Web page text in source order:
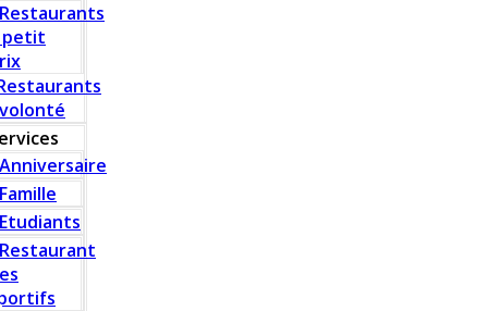
Restaurants
petit
Anniversaire
Famille
Etudiants
Restaurant